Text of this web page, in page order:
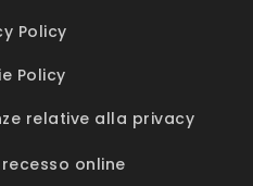
Policy
Policy
relative alla privacy
online